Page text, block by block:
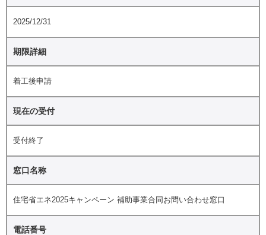
2025/12/31
期限詳細
着工後申請
現在の受付
受付終了
窓口名称
住宅省エネ2025キャンペーン 補助事業合同お問い合わせ窓口
電話番号